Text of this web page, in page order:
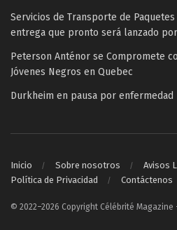
Servicios de Transporte de
entrega que pronto será lanzado
Peterson Anténor se Compromete
Jóvenes Negros en Quebec
Durkheim en pausa por enfermedad
Inicio Sobre nosotros
Avisos
Política de Privacidad
Contáctenos
© 2022–2026 Copyright Célébrité Magazine